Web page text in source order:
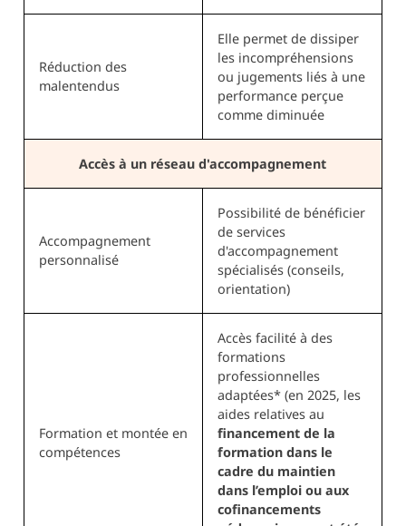
Réduction des
malentendus
Elle permet de dissiper
les incompréhensions
ou jugements liés à une
performance perçue
comme diminuée
Accès à un réseau d'accompagnement
Accompagnement
personnalisé
Possibilité de bénéficier
de services
d'accompagnement
spécialisés (conseils,
orientation)
Formation et montée en
compétences
Accès facilité à des
formations
professionnelles
adaptées* (en 2025, les
aides relatives au
financement de la
formation dans le
cadre du maintien
dans l’emploi ou aux
cofinancements